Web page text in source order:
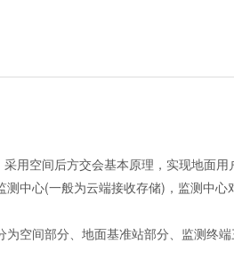
用空间后方交会基本原理，实现地面
中心(一般为云端接收存储)，监测中
空间部分、地面基准站部分、监测终端